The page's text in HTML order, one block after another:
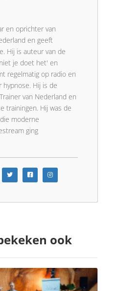
en oprichter van
en geeft
Hij is auteur van de
je doet het' en
regelmatig op radio en
hypnose. Hij is de
van Nederland en
trainingen. Hij was de
moderne
ging
ook